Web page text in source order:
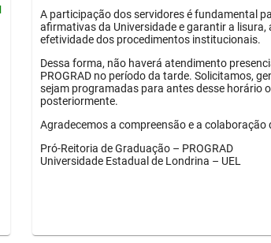
A participação dos servidores é fundamental
afirmativas da Universidade e garantir a lisura,
efetividade dos procedimentos institucionais.
Dessa forma, não haverá atendimento
PROGRAD no período da tarde. Solicitamos,
sejam programadas para antes desse horário
posteriormente.
Agradecemos a compreensão e a colaboração
Pró-Reitoria de Graduação – PROGRAD
Universidade Estadual de Londrina – UEL